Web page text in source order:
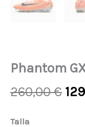
Phantom
260,00€
Talla
Phantom